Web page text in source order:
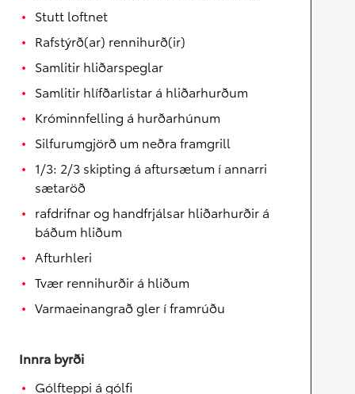
Stutt loftnet
Rafstýrð(ar) rennihurð(ir)
Samlitir hliðarspeglar
Samlitir hlífðarlistar á hliðarhurðum
Króminnfelling á hurðarhúnum
Silfurumgjörð um neðra framgrill
1/3: 2/3 skipting á aftursætum í annarri
sætaröð
rafdrifnar og handfrjálsar hliðarhurðir á
báðum hliðum
Afturhleri
Tvær rennihurðir á hliðum
Varmaeinangrað gler í framrúðu
Innra byrði
Gólfteppi á gólfi